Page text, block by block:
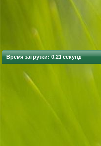
Время загрузки: 0.21 секунд